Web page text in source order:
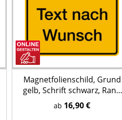
Magnetfolienschild, Grund
gelb, Schrift schwarz, Rand
schwarz
ab 16,90 €